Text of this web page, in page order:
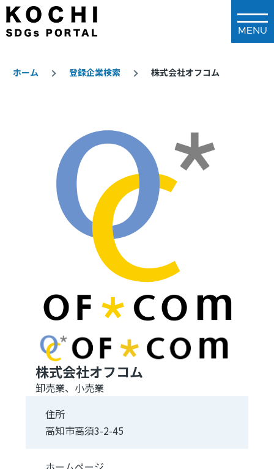
メインコンテンツに移動
ホーム 登録企業検索 株式会社オフコム
株式会社オフコム
卸売業、小売業
住所
高知市高須3-2-45